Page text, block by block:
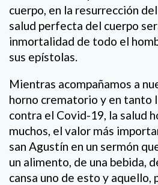
cuerpo, en la resurrección
salud perfecta del cuerpo
inmortalidad de todo el
sus epístolas.
Mientras acompañamos a
horno crematorio y en tanto
contra el Covid-19, la salud
muchos, el valor más
san Agustín en un sermón
un alimento, de una bebida,
cansa uno de esto y aquello,